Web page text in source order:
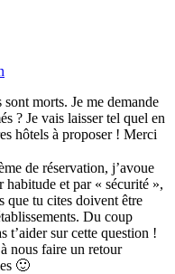
morts. Je me demande
? Je vais laisser tel quel en
hôtels à proposer ! Merci
de réservation, j’avoue
et par « sécurité »,
que tu cites doivent être
Du coup
t’aider sur cette question !
nous faire un retour
🙂